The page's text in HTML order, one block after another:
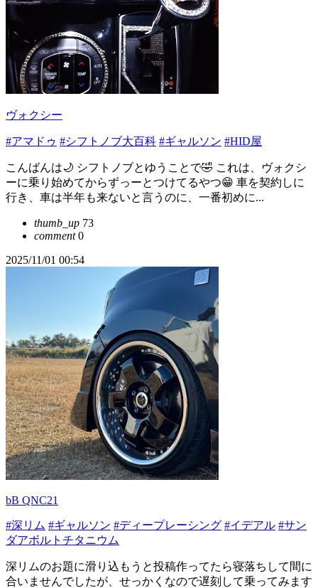
ヴォクシー
#アマドゥ #シフトノブ大百科 #ギャルソン #HID屋
こんばんは🌙 シフトノブとゆうことで🤣 これは、ヴォクシ
ーに乗り始めてからずっーとつけてるやつ😁 車を契約しに
行き、車は半年も来ないと言うのに、一番初めに...
thumb_up 73
comment0
2025/11/01 00:54
bB QNC21
#深リム #ギャルソン #ディープレーシング #イデアル #サン
ダアボルトチタニウム
深リムのお題に滑り込もうと投稿作ってたら寝落ちして間に
合いませんでしたが、せっかくなので遅刻して乗ってみます